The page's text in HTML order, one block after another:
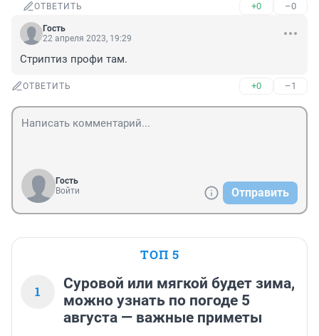
ОТВЕТИТЬ +0 –0
Гость
22 апреля 2023, 19:29
Стриптиз профи там.
ОТВЕТИТЬ +0 –1
Гость
Войти
Отправить
ТОП 5
1
Суровой или мягкой будет зима,
можно узнать по погоде 5
августа — важные приметы